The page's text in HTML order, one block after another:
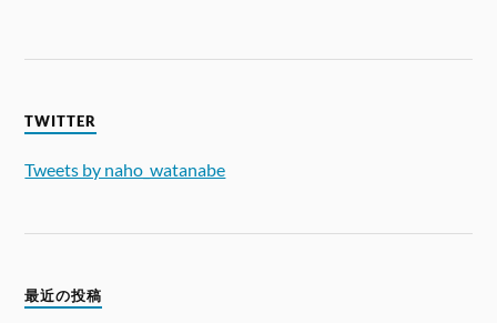
TWITTER
Tweets by naho_watanabe
最近の投稿